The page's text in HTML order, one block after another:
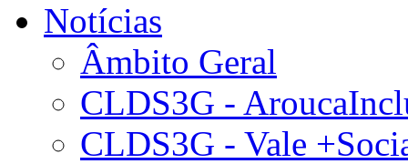
Notícias
Âmbito Geral
CLDS3G -
CLDS3G - Vale